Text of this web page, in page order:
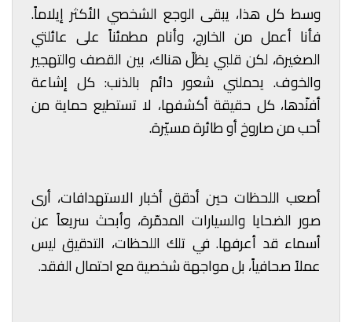
وسط كل هذا، يبقى الوجع الشخصي الأكثر إيلاماً.
فأنا أعمل من الخارج، وأنام مطمئناً على عائلتي
الصغيرة، لكن قلبي يظلّ هناك، بين القصف والتهجير
والخوف. يحملني شعور دائم بالذنب: كل إشاعة
أفنّدها، كل حقيقة أكشفها، لا تستطيع حماية من
أحب من صاروخ أو طائرة مسيّرة.
أصعب اللحظات حين أدقق أخبار الاستهدافات، أرى
صور الضحايا والسيارات المدمّرة، وأبحث سريعاً عن
أسماء قد أعرفها. في تلك اللحظات، التدقيق ليس
عملاً صحافياً، بل مواجهة شخصية مع احتمال الفقد.